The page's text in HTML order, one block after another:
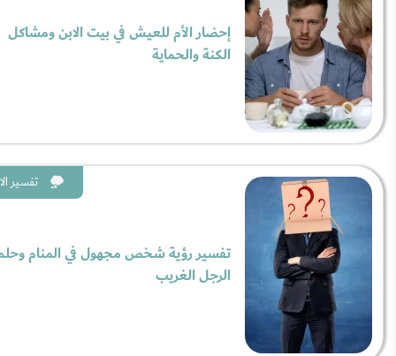
إحضار الأم للعيش في بيت الابن ومشاكل
الكنة والحماية
تفسير
تفسير رؤية شخص مجهول في المنام
الرجل الغريب